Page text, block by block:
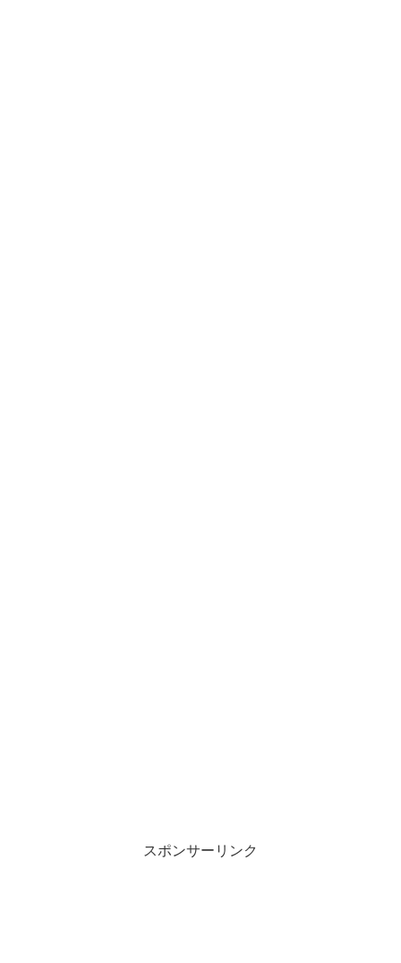
スポンサーリンク